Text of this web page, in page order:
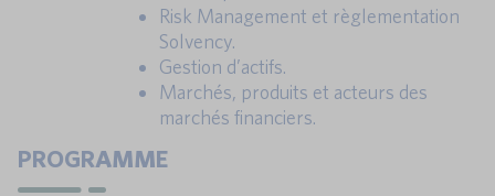
Risk Management et règlementation
Solvency.
Gestion d’actifs.
Marchés, produits et acteurs des
marchés financiers.
PROGRAMME